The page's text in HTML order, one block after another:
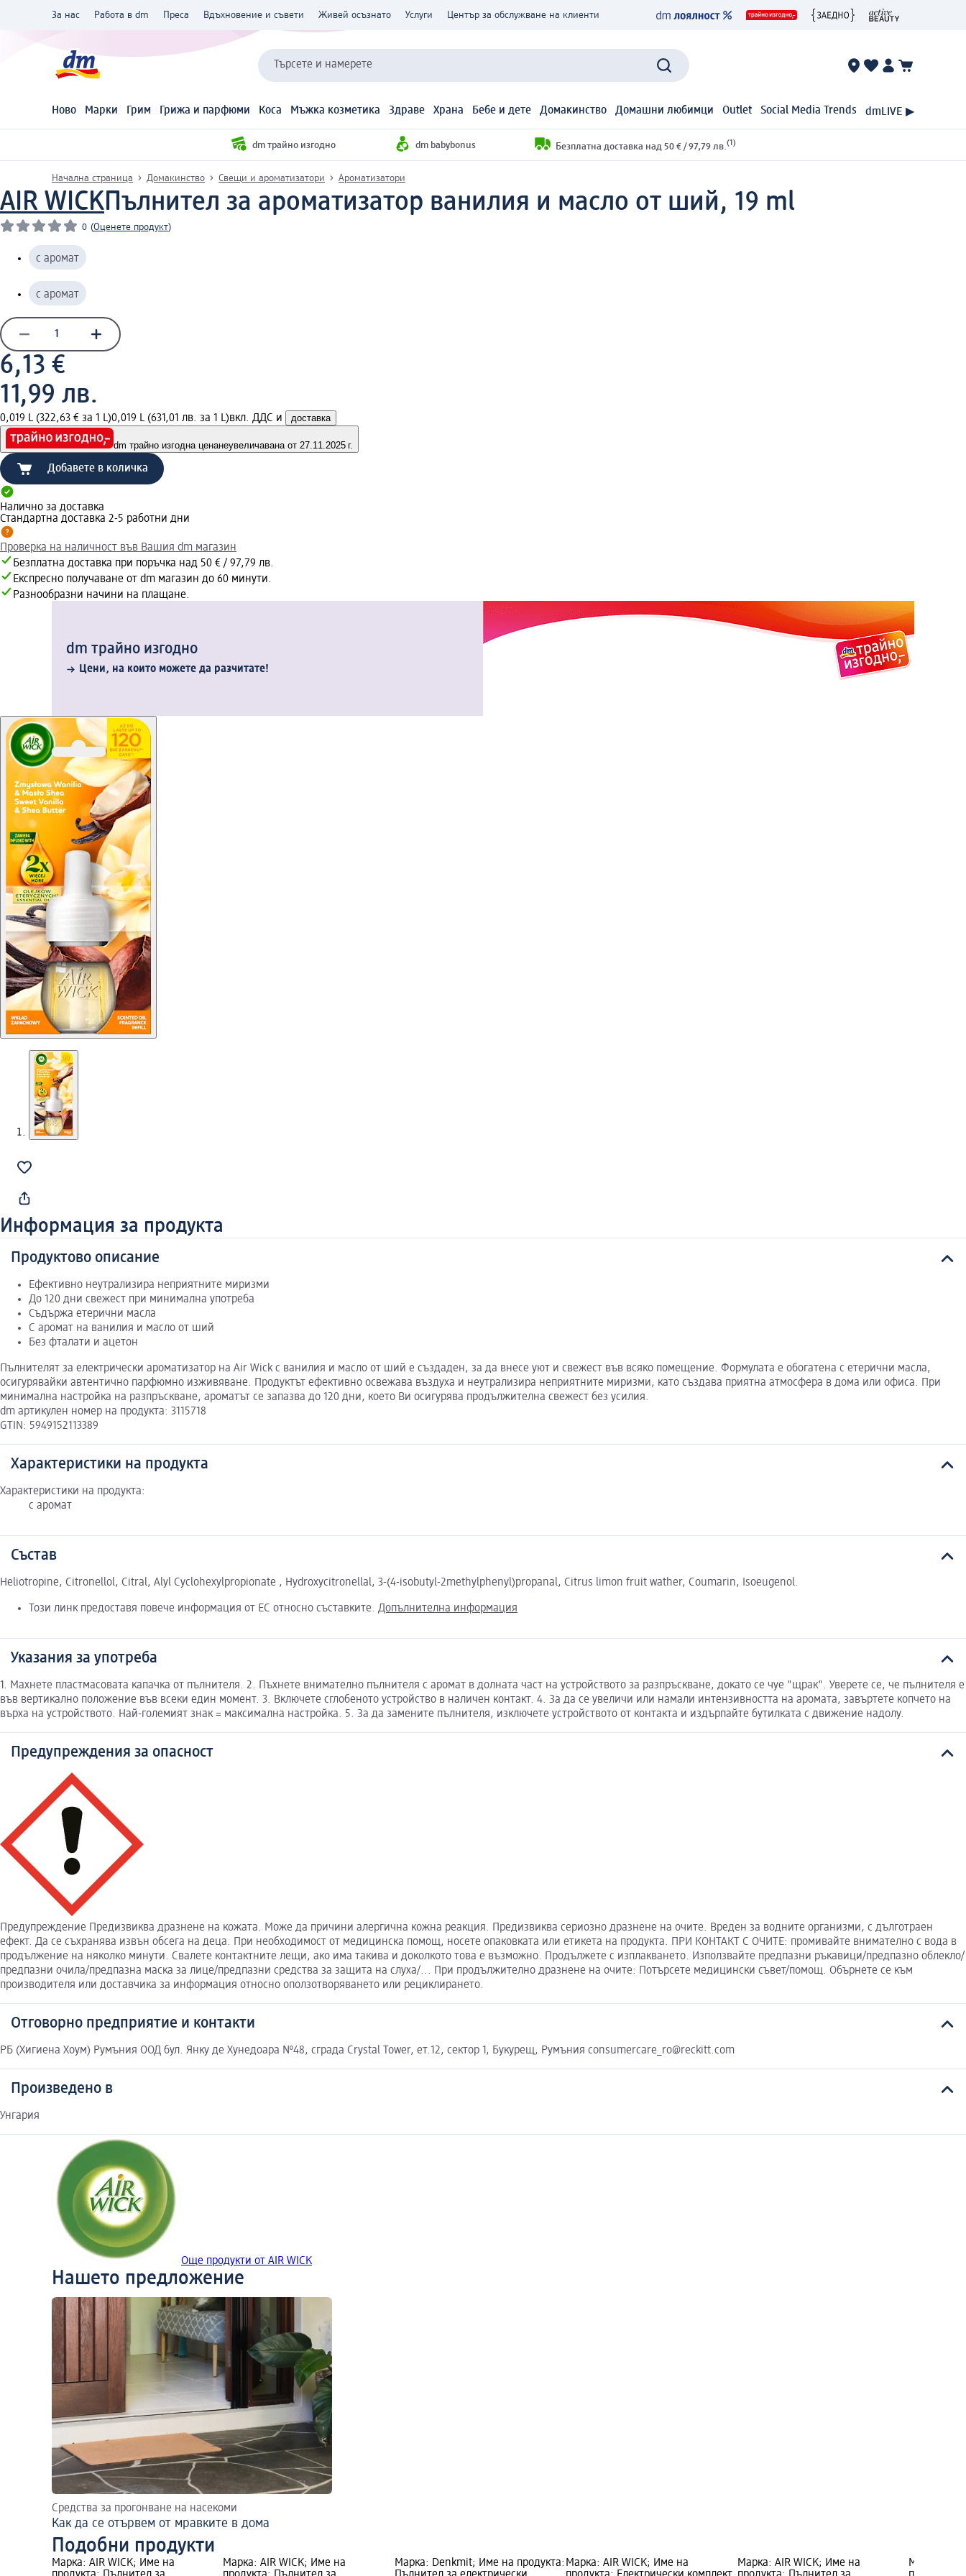
За нас Работа в dm Преса Вдъхновение и съвети Живей осъзнато Услуги Център за обслужване на клиенти
Търсете и намерете
Ново Марки Грим Грижа и парфюми Коса Мъжка козметика Здраве Храна Бебе и дете Домакинство Домашни любимци Outlet Social Media Trends dmLIVE ▶
dm трайно изгодно dm babybonus Безплатна доставка над 50 € / 97,79 лв. (1)
Начална страница Домакинство Свещи и ароматизатори Ароматизатори
AIR WICKПълнител за ароматизатор ванилия и масло от ший, 19 ml
0 (Оценете продукт)
с аромат
с аромат
6,13 €
11,99 лв.
0,019 L (322,63 € за 1 L)0,019 L (631,01 лв. за 1 L)вкл. ДДС и доставка
dm трайно изгодна ценанеувеличавана от 27.11.2025 г.
Добавете в количка
Налично за доставка
Стандартна доставка 2-5 работни дни
Проверка на наличност във Вашия dm магазин
Безплатна доставка при поръчка над 50 € / 97,79 лв.
Експресно получаване от dm магазин до 60 минути.
Разнообразни начини на плащане.
dm трайно изгодно
Цени, на които можете да разчитате!
Информация за продукта
Продуктово описание
Ефективно неутрализира неприятните миризми
До 120 дни свежест при минимална употреба
Съдържа етерични масла
С аромат на ванилия и масло от ший
Без фталати и ацетон
Пълнителят за електрически ароматизатор на Air Wick с ванилия и масло от ший е създаден, за да внесе уют и свежест във всяко помещение. Формулата е обогатена с етерични масла,
осигурявайки автентично парфюмно изживяване. Продуктът ефективно освежава въздуха и неутрализира неприятните миризми, като създава приятна атмосфера в дома или офиса. При
минимална настройка на разпръскване, ароматът се запазва до 120 дни, което Ви осигурява продължителна свежест без усилия.
dm артикулен номер на продукта: 3115718
GTIN: 5949152113389
Характеристики на продукта
Характеристики на продукта:
с аромат
Състав
Heliotropine, Citronellol, Citral, Alyl Cyclohexylpropionate , Hydroxycitronellal, 3-(4-isobutyl-2methylphenyl)propanal, Citrus limon fruit wather, Coumarin, Isoeugenol.
Този линк предоставя повече информация от ЕС относно съставките. Допълнителна информация
Указания за употреба
1. Махнете пластмасовата капачка от пълнителя. 2. Пъхнете внимателно пълнителя с аромат в долната част на устройството за разпръскване, докато се чуе "щрак". Уверете се, че пълнителя е
във вертикално положение във всеки един момент. 3. Включете сглобеното устройство в наличен контакт. 4. За да се увеличи или намали интензивността на аромата, завъртете копчето на
върха на устройството. Най-големият знак = максимална настройка. 5. За да замените пълнителя, изключете устройството от контакта и издърпайте бутилката с движение надолу.
Предупреждения за опасност
Предупреждение Предизвиква дразнене на кожата. Може да причини алергична кожна реакция. Предизвиква сериозно дразнене на очите. Вреден за водните организми, с дълготраен
ефект. Да се съхранява извън обсега на деца. При необходимост от медицинска помощ, носете опаковката или етикета на продукта. ПРИ КОНТАКТ С ОЧИТЕ: промивайте внимателно с вода в
продължение на няколко минути. Свалете контактните лещи, ако има такива и доколкото това е възможно. Продължете с изплакването. Използвайте предпазни ръкавици/предпазно облекло/
предпазни очила/предпазна маска за лице/предпазни средства за защита на слуха/... При продължително дразнене на очите: Потърсете медицински съвет/помощ. Обърнете се към
производителя или доставчика за информация относно оползотворяването или рециклирането.
Отговорно предприятие и контакти
РБ (Хигиена Хоум) Румъния ООД бул. Янку де Хунедоара №48, сграда Crystal Tower, ет.12, сектор 1, Букурещ, Румъния consumercare_ro@reckitt.com
Произведено в
Унгария
Още продукти от AIR WICK
Нашето предложение
Средства за прогонване на насекоми
Как да се отървем от мравките в дома
Подобни продукти
Марка: AIR WICK; Име на
Марка: AIR WICK; Име на
Марка: Denkmit; Име на продукта: Марка: AIR WICK; Име на
Марка: AIR WICK; Име на
Марка: AIR